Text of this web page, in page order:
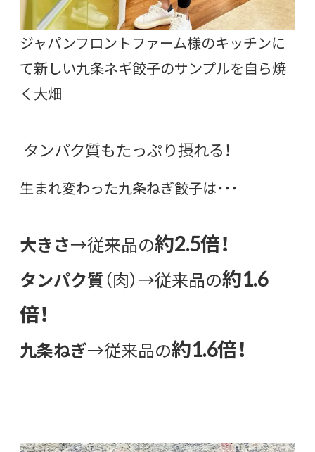
ジャパンフロントファーム様のキッチンに
て新しい九条ネギ餃子のサンプルを自ら焼
く大畑
タンパク質もたっぷり摂れる！
生まれ変わった九条ねぎ餃子は・・・
大きさ→従来品の約2.5倍！
タンパク質（肉）→従来品の約1.6
倍！
九条ねぎ→従来品の約1.6倍！